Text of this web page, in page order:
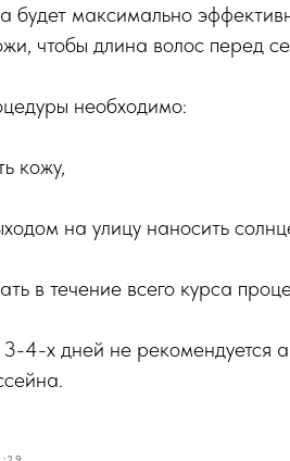
будет максимально
чтобы длина волос перед
необходимо:
кожу,
на улицу наносить
в течение всего курса
3-4-х дней не рекомендуется